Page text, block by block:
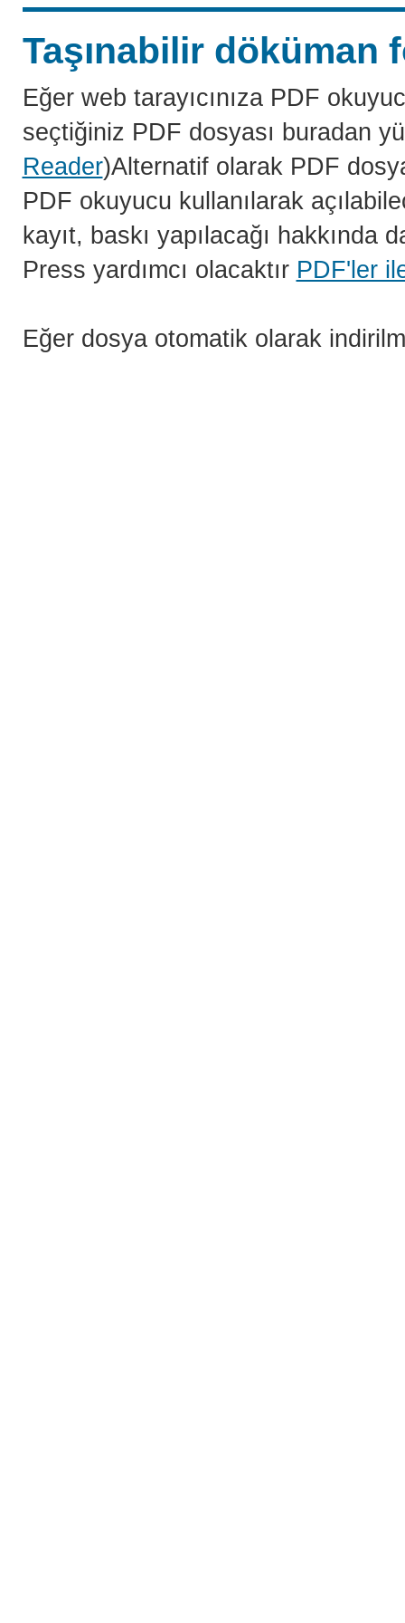
Taşınabilir döküman
Eğer web tarayıcınıza PDF
seçtiğiniz PDF dosyası buradan
Reader)Alternatif olarak PDF
PDF okuyucu kullanılarak
kayıt, baskı yapılacağı
Press yardımcı olacaktır PDF'ler
Eğer dosya otomatik olarak